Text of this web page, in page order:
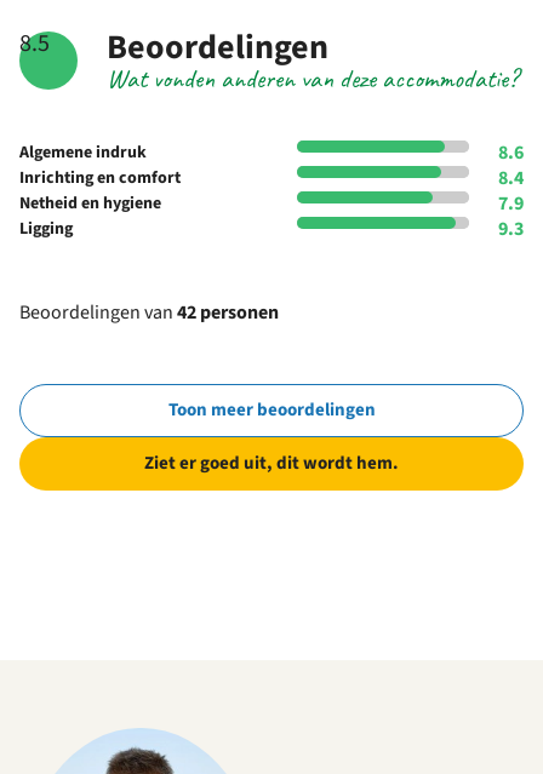
8.5
Wat vonden anderen van deze accommodatie?
Beoordelingen
Algemene indruk 8.6
Inrichting en comfort 8.4
Netheid en hygiene 7.9
Ligging 9.3
Beoordelingen van42 personen
Toon meer beoordelingen
Ziet er goed uit, dit wordt hem.